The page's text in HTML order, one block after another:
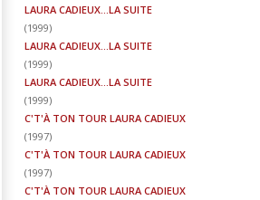
LAURA CADIEUX...LA SUITE
(1999)
LAURA CADIEUX...LA SUITE
(1999)
LAURA CADIEUX...LA SUITE
(1999)
C'T'À TON TOUR LAURA CADIEUX
(1997)
C'T'À TON TOUR LAURA CADIEUX
(1997)
C'T'À TON TOUR LAURA CADIEUX